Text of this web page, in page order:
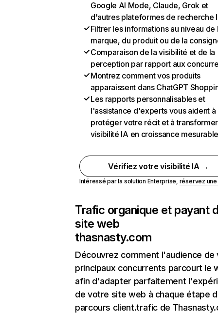
Google AI Mode, Claude, Grok et
d'autres plateformes de recherche
Filtrer les informations au niveau de
marque, du produit ou de la
Comparaison de la visibilité et de la
perception par rapport aux
Montrez comment vos produits
apparaissent dans ChatGPT
Les rapports personnalisables et
l'assistance d'experts vous aident à
protéger votre récit et à
visibilité IA en croissance
Vérifiez votre visibilité IA →
Intéressé par la solution Enterprise, réservez
Trafic organique et payant
site web
thasnasty.com
Découvrez comment l'audience de
principaux concurrents parcourt le
afin d'adapter parfaitement
de votre site web à chaque étape
parcours client.trafic de